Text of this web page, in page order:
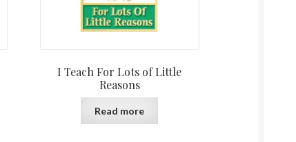
I Teach For Lots of Little
Reasons
Read more